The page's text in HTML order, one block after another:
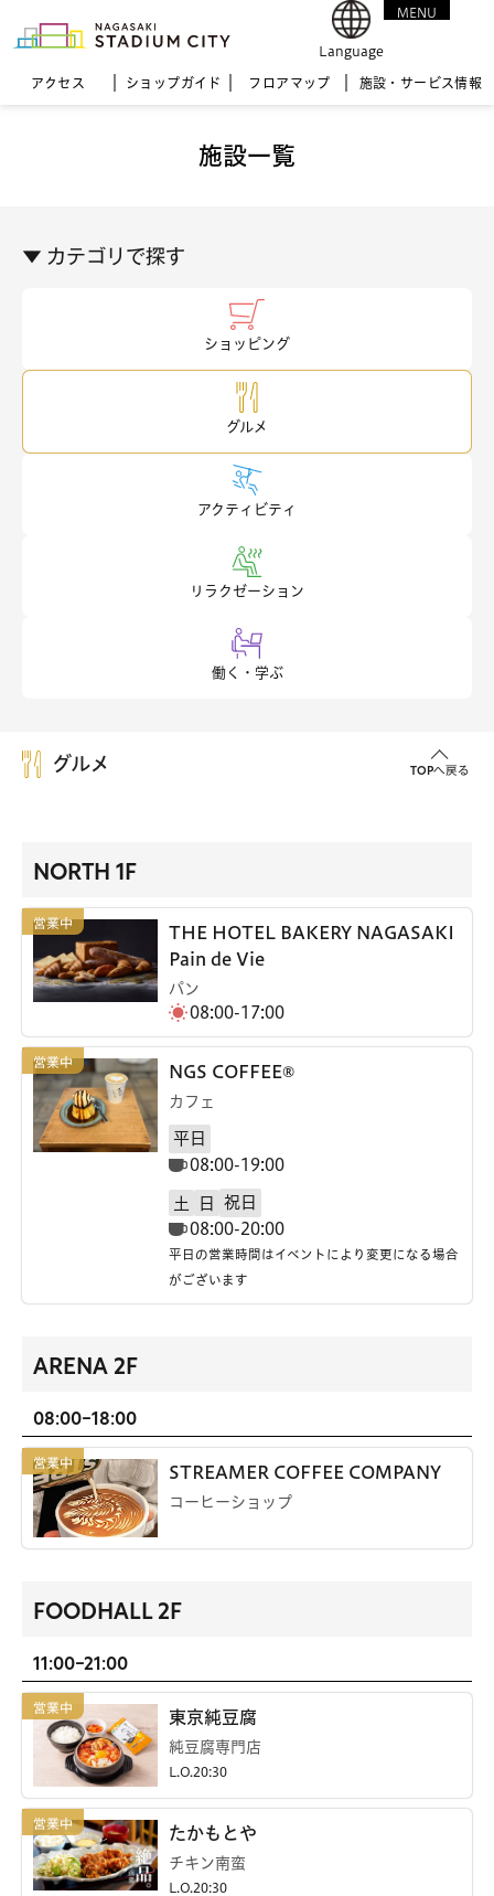
アクセス ショップガイド フロア マップ 施設・サービス情報
Language
MENU
施設一覧
▼ カテゴリで探す
ショッピング
グルメ
アクティビティ
リラクゼーション
働く・学ぶ
グルメ TOPへ戻る
NORTH 1F
THE HOTEL BAKERY NAGASAKI
Pain de Vie
パン
08:00-17:00
NGS COFFEE®
カフェ
平日
08:00-19:00
土 日
祝日
08:00-20:00
平日の営業時間はイベントにより変更になる場合
がございます
ARENA 2F
08:00-18:00
STREAMER COFFEE COMPANY
コーヒーショップ
FOODHALL 2F
11:00-21:00
東京純豆腐
純豆腐専門店
L.O.20:30
たかもとや
チキン南蛮
L.O.20:30